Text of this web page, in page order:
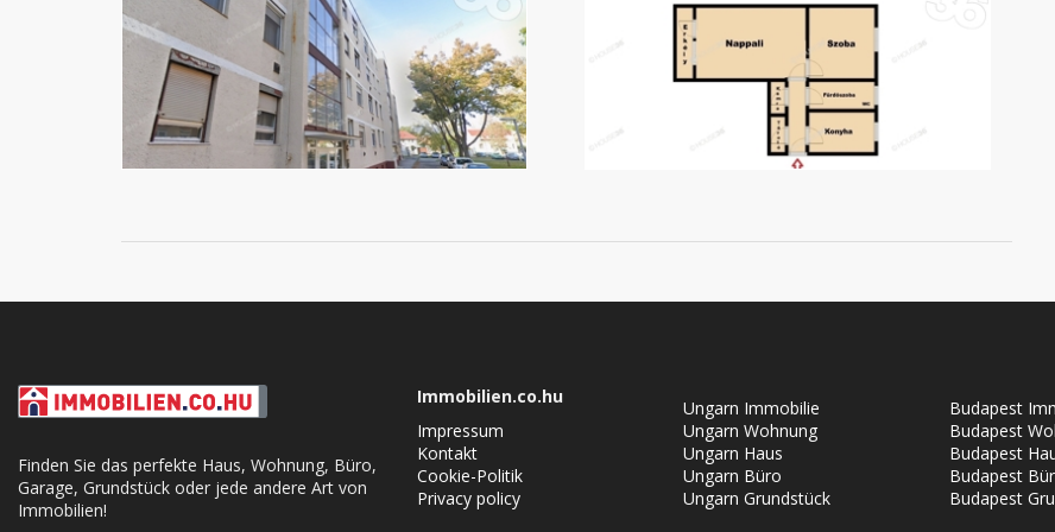
Finden Sie das perfekte Haus, Wohnung, Büro,
Garage, Grundstück oder jede andere Art von
Immobilien!
Immobilien.co.hu
Impressum
Kontakt
Cookie-Politik
Privacy policy
Ungarn Immobilie
Ungarn Wohnung
Ungarn Haus
Ungarn Büro
Ungarn Grundstück
Budapest
Budapest
Budapest
Budapest
Budapest